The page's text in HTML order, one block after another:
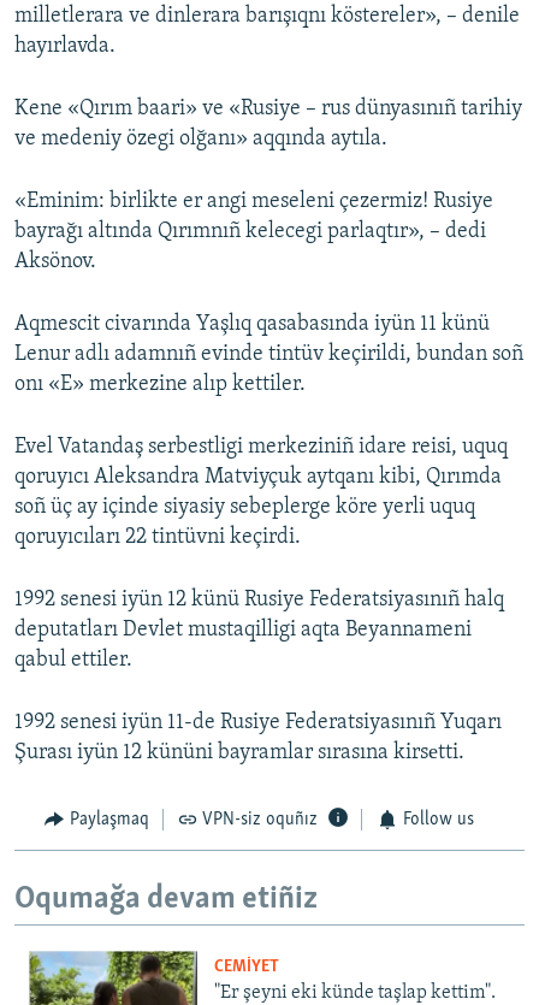
milletlerara ve dinlerara barışıqnı köstereler», – denile
hayırlavda.
Kene «Qırım baari» ve «Rusiye – rus dünyasınıñ tarihiy
ve medeniy özegi olğanı» aqqında aytıla.
«Eminim: birlikte er angi meseleni çezermiz! Rusiye
bayrağı altında Qırımnıñ kelecegi parlaqtır», – dedi
Aksönov.
Aqmescit civarında Yaşlıq qasabasında iyün 11 künü
Lenur adlı adamnıñ evinde tintüv keçirildi, bundan soñ
onı «E» merkezine alıp kettiler.
Evel Vatandaş serbestligi merkeziniñ idare reisi, uquq
qoruyıcı Aleksandra Matviyçuk aytqanı kibi, Qırımda
soñ üç ay içinde siyasiy sebeplerge köre yerli uquq
qoruyıcıları 22 tintüvni keçirdi.
1992 senesi iyün 12 künü Rusiye Federatsiyasınıñ halq
deputatları Devlet mustaqilligi aqta Beyannameni
qabul ettiler.
1992 senesi iyün 11-de Rusiye Federatsiyasınıñ Yuqarı
Şurası iyün 12 kününi bayramlar sırasına kirsеtti.
Paylaşmaq VPN-siz oquñız Follow us
Oqumağa devam etiñiz
CEMİYET
"Er şeyni eki künde taşlap kettim".